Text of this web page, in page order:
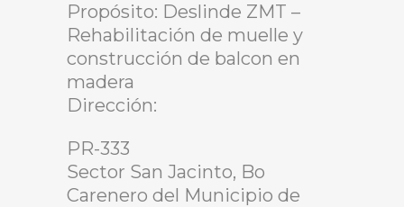
Propósito: Deslinde ZMT –
Rehabilitación de muelle y
construcción de balcon en
madera
Dirección:
PR-333
Sector San Jacinto, Bo
Carenero del Municipio de